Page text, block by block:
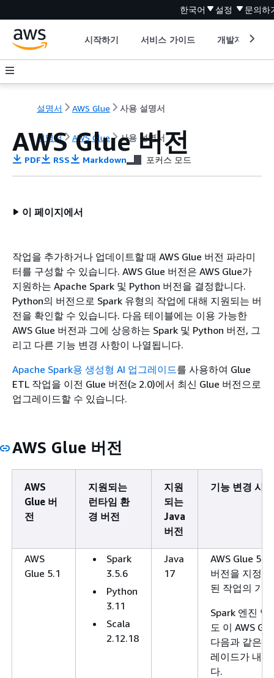
한국어 설정 문의하
시작하기 서비스 가이드 개발자 도구
설명서 AWS Glue 사용 설명서
설명서 AWS Glue 사용 설명서
AWS Glue 버전
PDF RSS Markdown 포커스 모드
이 페이지에서
작업을 추가하거나 업데이트할 때 AWS Glue 버전 파라미
터를 구성할 수 있습니다. AWS Glue 버전은 AWS Glue가
지원하는 Apache Spark 및 Python 버전을 결정합니다.
Python의 버전으로 Spark 유형의 작업에 대해 지원되는 버
전을 확인할 수 있습니다. 다음 테이블에는 이용 가능한
AWS Glue 버전과 그에 상응하는 Spark 및 Python 버전, 그
리고 다른 기능 변경 사항이 나열됩니다.
Apache Spark용 생성형 AI 업그레이드를 사용하여 Glue
ETL 작업을 이전 Glue 버전(≥ 2.0)에서 최신 Glue 버전으로
업그레이드할 수 있습니다.
AWS Glue 버전
AWS
Glue 버
전
지원되는
런타임 환
경 버전
지원
되는
Java
버전
기능 변경 사항
AWS
Glue 5.1
Spark
3.5.6
Python
3.11
Scala
2.12.18
Java
17
AWS Glue 5.1
버전을 지정
된 작업의 기
Spark 엔진 업
도 이 AWS
다음과 같은
레이드가 내
다.